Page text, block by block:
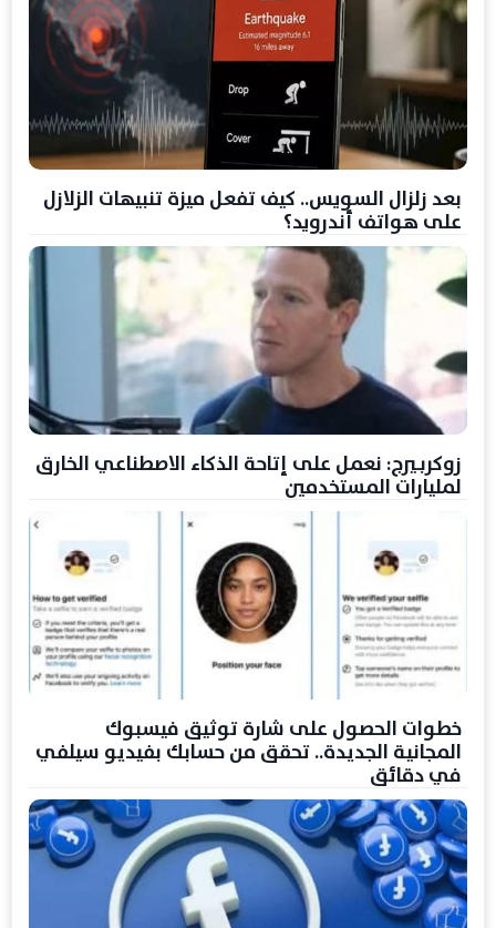
بعد زلزال السويس.. كيف تفعل ميزة تنبيهات الزلازل
على هواتف أندرويد؟
زوكربيرج: نعمل على إتاحة الذكاء الاصطناعي الخارق
لمليارات المستخدمين
خطوات الحصول على شارة توثيق فيسبوك
المجانية الجديدة.. تحقق من حسابك بفيديو سيلفي
في دقائق